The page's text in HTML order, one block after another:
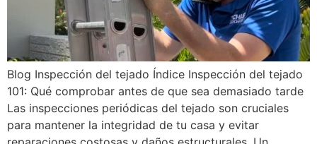
Blog Inspección del tejado Índice Inspección del tejado
101: Qué comprobar antes de que sea demasiado tarde
Las inspecciones periódicas del tejado son cruciales
para mantener la integridad de tu casa y evitar